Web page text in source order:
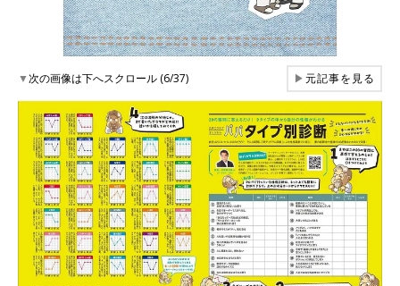
▼次の画像は下へスクロール (6/37) ▶元記事を見る